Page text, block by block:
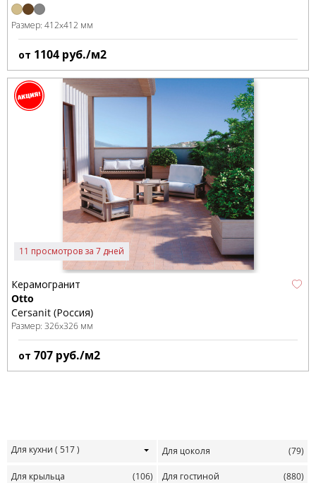
Размер: 412x412 мм
от 1104 руб./м2
11 просмотров за 7 дней
Керамогранит
Otto
Cersanit (Россия)
Размер: 326x326 мм
от 707 руб./м2
Для кухни ( 517 ) Для цоколя (79)
Для крыльца (106) Для гостиной (880)